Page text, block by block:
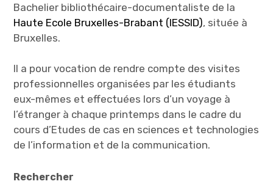
Bachelier bibliothécaire-documentaliste de la
Haute Ecole Bruxelles-Brabant (IESSID), située à
Bruxelles.
Il a pour vocation de rendre compte des visites
professionnelles organisées par les étudiants
eux-mêmes et effectuées lors d’un voyage à
l’étranger à chaque printemps dans le cadre du
cours d’Etudes de cas en sciences et technologies
de l’information et de la communication.
Rechercher